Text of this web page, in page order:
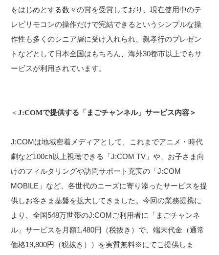
をはじめとする数々の賞を受賞しており、現在使用中のテ
レビリモコンの操作だけで完結できるというシンプルな操
作性も多くのシニア層に受け入れられ、親孝行のプレゼン
トなどとして日本全国はもちろん、海外30都市以上でもサ
ービスが利用されています。
＜J:COMで提供する「まごチャンネル」サービス内容＞
J:COMは地域密着メディアとして、これまでアニメ・時代
劇など100ch以上視聴できる「J:COM TV」や、お子さま向
けのフィルタリングや訪問サポート充実の「J:COM
MOBILE」など、各世代のニーズに寄り添ったサービスを提
供しお客さま基盤を拡大してきました。今回の業務提携に
より、全国548万世帯のJ:COMご利用者に「まごチャンネ
ル」サービスを月額1,480円（税抜き）で、端末代金（通常
価格19,800円（税抜き））を実質無料※にてご提供しま